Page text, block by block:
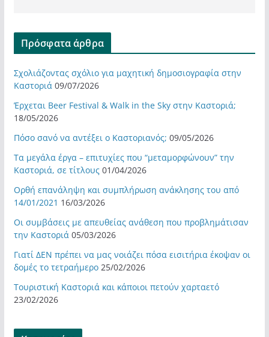
Πρόσφατα άρθρα
Σχολιάζοντας σχόλιο για μαχητική δημοσιογραφία στην
Καστοριά 09/07/2026
Έρχεται Beer Festival & Walk in the Sky στην Καστοριά;
18/05/2026
Πόσο σανό να αντέξει ο Καστοριανός; 09/05/2026
Τα μεγάλα έργα – επιτυχίες που “μεταμορφώνουν” την
Καστοριά, σε τίτλους 01/04/2026
Ορθή επανάληψη και συμπλήρωση ανάκλησης του από
14/01/2021 16/03/2026
Οι συμβάσεις με απευθείας ανάθεση που προβλημάτισαν
την Καστοριά 05/03/2026
Γιατί ΔΕΝ πρέπει να μας νοιάζει πόσα εισιτήρια έκοψαν οι
δομές το τετραήμερο 25/02/2026
Τουριστική Καστοριά και κάποιοι πετούν χαρταετό
23/02/2026